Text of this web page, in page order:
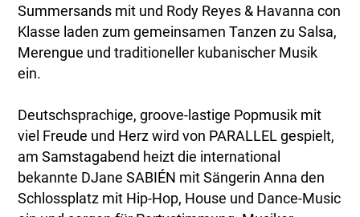
Summersands mit und Rody Reyes & Havanna con
Klasse laden zum gemeinsamen Tanzen zu Salsa,
Merengue und traditioneller kubanischer Musik
ein.
Deutschsprachige, groove-lastige Popmusik mit
viel Freude und Herz wird von PARALLEL gespielt,
am Samstagabend heizt die international
bekannte DJane SABIÉN mit Sängerin Anna den
Schlossplatz mit Hip-Hop, House und Dance-Music